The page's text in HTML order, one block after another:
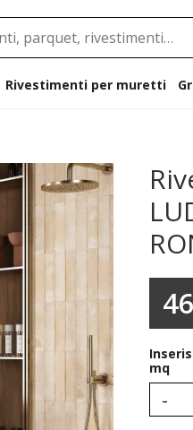
Rivestimenti per muretti
mq
-